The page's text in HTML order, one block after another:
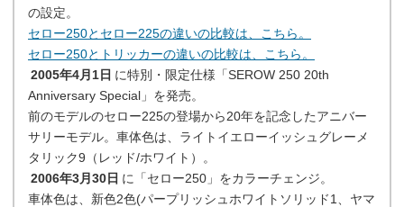
の設定。
セロー250とセロー225の違いの比較は、こちら。
セロー250とトリッカーの違いの比較は、こちら。
2005年4月1日 に特別・限定仕様「SEROW 250 20th
Anniversary Special」を発売。
前のモデルのセロー225の登場から20年を記念したアニバー
サリーモデル。車体色は、ライトイエローイッシュグレーメ
タリック9（レッド/ホワイト）。
2006年3月30日 に「セロー250」をカラーチェンジ。
車体色は、新色2色(パープリッシュホワイトソリッド1、ヤマ